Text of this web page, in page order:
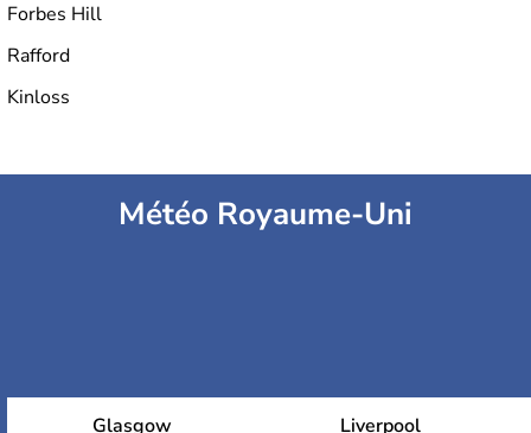
Forbes Hill
Rafford
Kinloss
Météo Royaume-Uni
Glasgow Liverpool